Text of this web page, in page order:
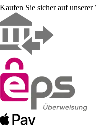
Kaufen Sie sicher auf unserer